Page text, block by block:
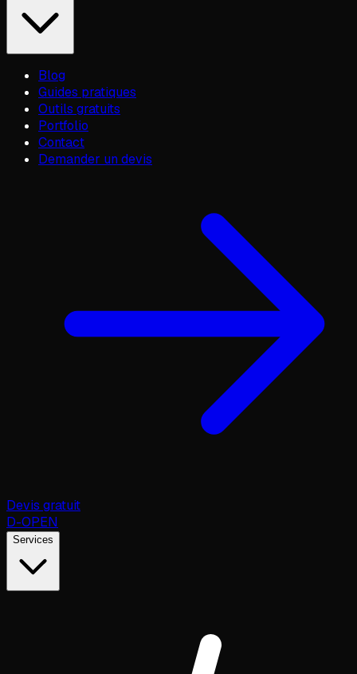
Blog
Guides pratiques
Outils gratuits
Portfolio
Contact
Demander un devis
Devis gratuit
D-OPEN
Services